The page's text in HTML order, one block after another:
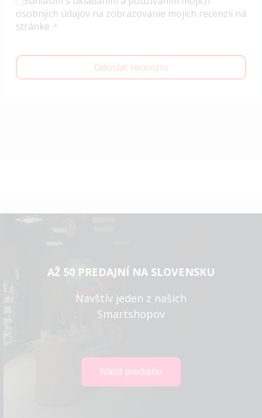
osobných údajov na zobrazovanie mojich recenzií na
stránke
Odoslať recenziu
AŽ 50 PREDAJNÍ NA SLOVENSKU
Navštív jeden z našich
Smartshopov